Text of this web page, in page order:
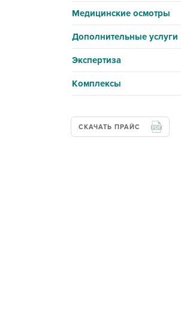
Медицинские осмотры
Дополнительные услуги
Экспертиза
Комплексы
СКАЧАТЬ ПРАЙС